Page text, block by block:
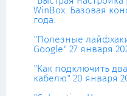
WinBox. Базовая
года.
"Полезные
Google" 27 января
"Как подключить
кабелю" 20 января